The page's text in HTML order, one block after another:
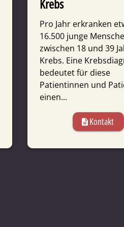
Krebs
Pro Jahr erkranken
16.500 junge
zwischen 18 und 39
Krebs. Eine
bedeutet für diese
Patientinnen und
einen...
description Kontakt